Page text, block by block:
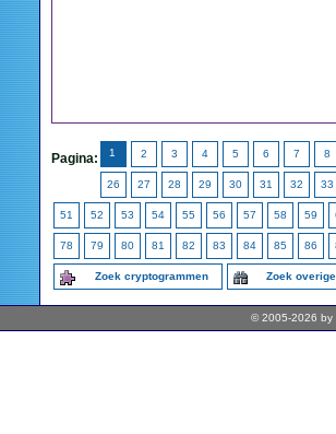
Pagina: 1 2 3 4 5 6 7 8
26 27 28 29 30 31 32 33
51 52 53 54 55 56 57 58 59
78 79 80 81 82 83 84 85 86
Zoek cryptogrammen Zoek
© 2005-2026 by